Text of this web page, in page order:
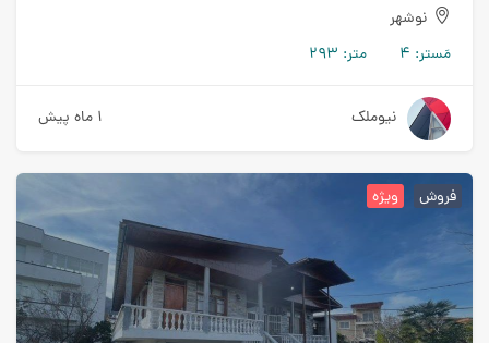
نوشهر
مَستر: ۴ متر: ۲۹۳
نیوملک ۱ ماه پیش
فروش ویژه